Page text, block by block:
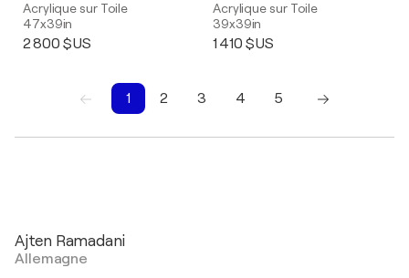
Acrylique sur Toile
47x39in
2 800 $US
Acrylique sur Toile
39x39in
1 410 $US
1 2 3 4
5
Ajten Ramadani
Allemagne